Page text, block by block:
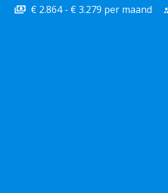
€ 2.864 - € 3.279 per maand